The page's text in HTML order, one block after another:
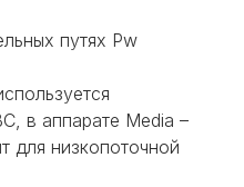
путях Pw
в аппарате Media –
для низкопоточной